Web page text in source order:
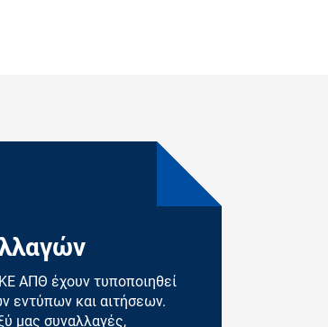
ΑΠΘ έχουν τυποποιηθεί
εντύπων και αιτήσεων.
μας συναλλαγές,